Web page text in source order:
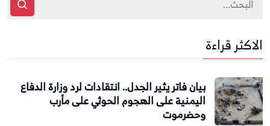
الاكثر قراءة
بيان فاتر يثير الجدل.. انتقادات لرد وزارة الدفاع
اليمنية على الهجوم الحوثي على مأرب
وحضرموت